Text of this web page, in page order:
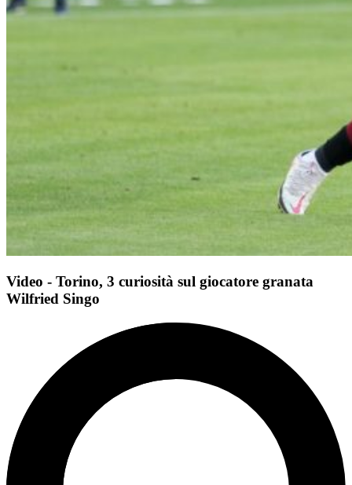
Video - Torino, 3 curiosità sul giocatore granata
Wilfried Singo